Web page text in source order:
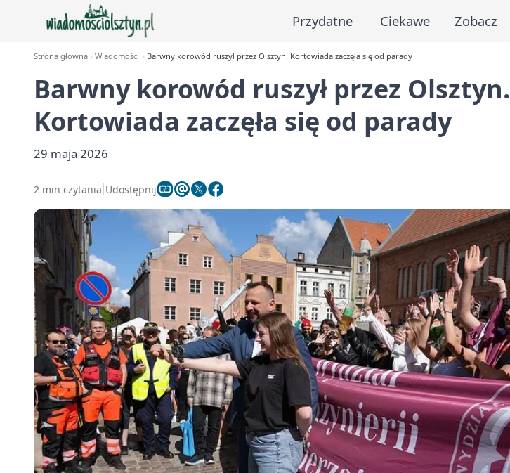
Przydatne Ciekawe Zobacz
Strona główna Wiadomości Barwny korowód ruszył przez Olsztyn. Kortowiada zaczęła się od parady
Barwny korowód ruszył przez Olsztyn.
Kortowiada zaczęła się od parady
29 maja 2026
2 min czytania Udostępnij